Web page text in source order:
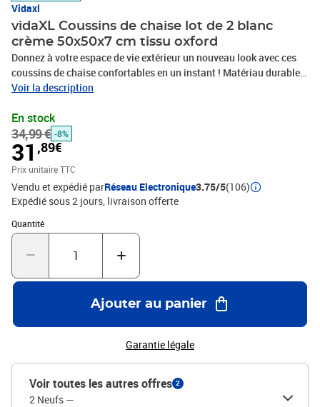
Vidaxl
vidaXL Coussins de chaise lot de 2 blanc
crème 50x50x7 cm tissu oxford
Donnez à votre espace de vie extérieur un nouveau look avec ces
coussins de chaise confortables en un instant ! Matériau durable :
le tissu Oxford est léger, résistant à l'eau, ainsi qu'aux dommages
respirant. Il est également naturellement résistant aux
plis.Rembourrage doux : le coussin d'extérieur est garni de fibre
creuse PP pour un confort d'assise ultra-doux et optimal. Le
coussin de chaise retrouve sa forme d'origine après chaque
utilisation.Large application : le coussin est non seulement
adapté pour une utilisation en extérieur comme les meubles de
jardin et de terrasse, mais peut également être utilisé à l'intérieur
comme coussin de chaise familiale et coussin de chaise de
bureau. En outre, c'est une belle décoration pour donner à votre
maison un nouveau look.Conception antidérapante : des cordes
aux meubles et de le maintenir proprement et en toute sécurité.
Bon à savoir :Le produit est emballé sous vide, il a donc besoin
d'un certain temps pour se dilater et retrouver sa forme
initiale.Couleur : blanc crèmeMatériau : tissu Oxford (100 %
polyester)Matériau de remplissage : fibre creuse en PPDimensions
coussin
Voir la description
En stock
34,99 € -8%
31 ,89€
Prix unitaire TTC
Vendu et expédié parRéseau Electronique3.75/5(106)
Expédié sous 2 jours livraison offerte
Quantité
Quantité : 1
Ajouter au panier
Garantie légale
Voir toutes les autres offres 2
2 Neufs —